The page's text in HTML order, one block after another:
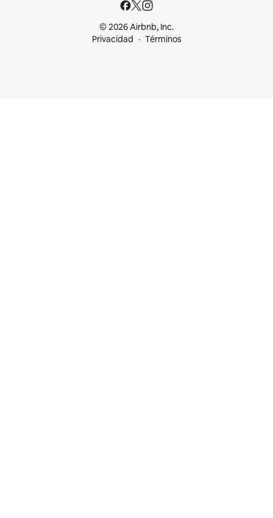
© 2026 Airbnb, Inc.
Privacidad
Términos